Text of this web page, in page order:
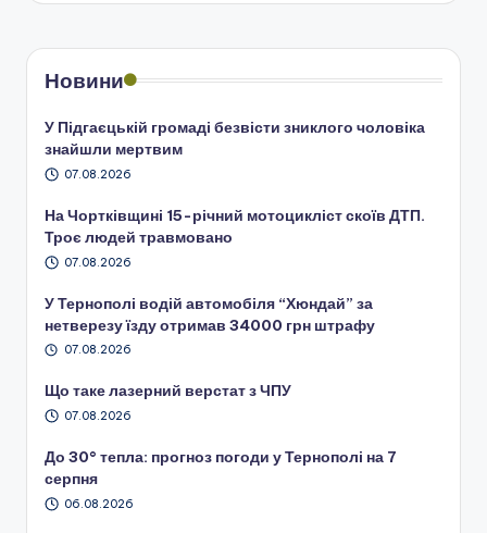
Новини
У Підгаєцькій громаді безвісти зниклого чоловіка
знайшли мертвим
07.08.2026
На Чортківщині 15-річний мотоцикліст скоїв ДТП.
Троє людей травмовано
07.08.2026
У Тернополі водій автомобіля “Хюндай” за
нетверезу їзду отримав 34000 грн штрафу
07.08.2026
Що таке лазерний верстат з ЧПУ
07.08.2026
До 30° тепла: прогноз погоди у Тернополі на 7
серпня
06.08.2026